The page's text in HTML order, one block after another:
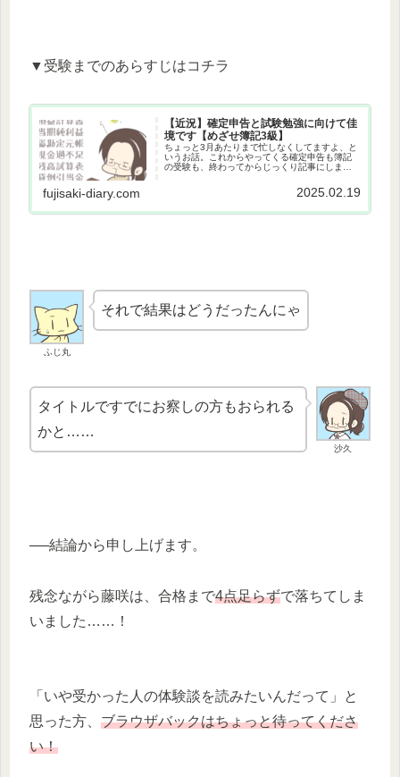
▼受験までのあらすじはコチラ
【近況】確定申告と試験勉強に向けて佳
境です【めざせ簿記3級】
ちょっと3月あたりまで忙しなくしてますよ、と
いうお話。これからやってくる確定申告も簿記
の受験も、終わってからじっくり記事にしま
fujisaki-diary.com 2025.02.19
ふじ丸
それで結果はどうだったんにゃ
沙久
タイトルですでにお察しの方もおられる
かと……
──結論から申し上げます。
残念ながら藤咲は、合格まで4点足らずで落ちてしま
いました……！
「いや受かった人の体験談を読みたいんだって」と
思った方、 ブラウザバックはちょっと待ってくださ
い！